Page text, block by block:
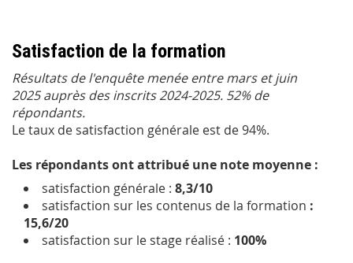
Satisfaction de la formation
Résultats de l'enquête menée entre mars et juin
2025 auprès des inscrits 2024-2025. 52% de
répondants.
Le taux de satisfaction générale est de 94%.
Les répondants ont attribué une note moyenne :
satisfaction générale : 8,3/10
satisfaction sur les contenus de la formation :
15,6/20
satisfaction sur le stage réalisé : 100%